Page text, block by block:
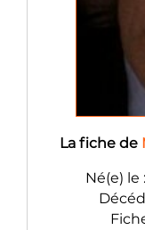
La fiche de
Né(e) le :